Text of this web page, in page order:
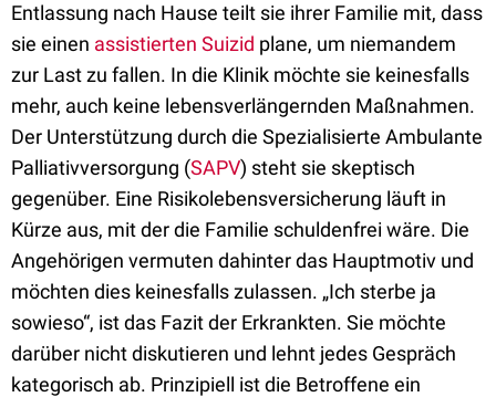
Entlassung nach Hause teilt sie ihrer Familie mit, dass
sie einen assistierten Suizid plane, um niemandem
zur Last zu fallen. In die Klinik möchte sie keinesfalls
mehr, auch keine lebensverlängernden Maßnahmen.
Der Unterstützung durch die Spezialisierte Ambulante
Palliativversorgung (SAPV) steht sie skeptisch
gegenüber. Eine Risikolebensversicherung läuft in
Kürze aus, mit der die Familie schuldenfrei wäre. Die
Angehörigen vermuten dahinter das Hauptmotiv und
möchten dies keinesfalls zulassen. „Ich sterbe ja
sowieso“, ist das Fazit der Erkrankten. Sie möchte
darüber nicht diskutieren und lehnt jedes Gespräch
kategorisch ab. Prinzipiell ist die Betroffene ein